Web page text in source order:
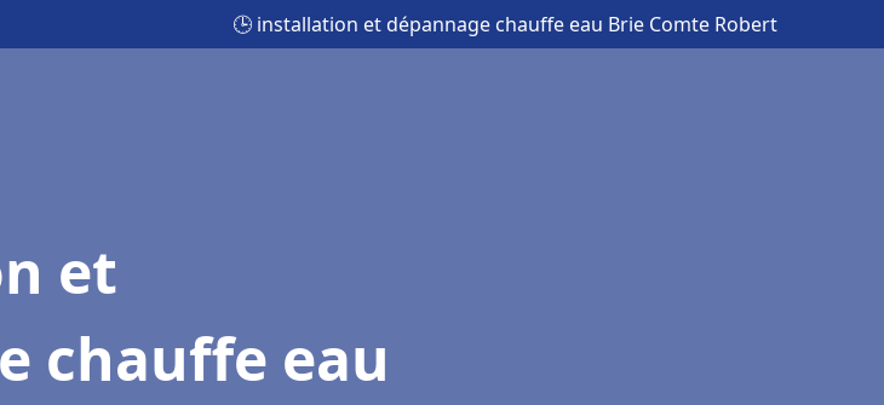
🕒 installation et dépannage chauffe eau Brie Comte Robert
et
chauffe eau